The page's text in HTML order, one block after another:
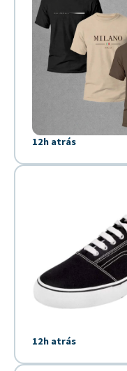
12h atrás
12h atrás